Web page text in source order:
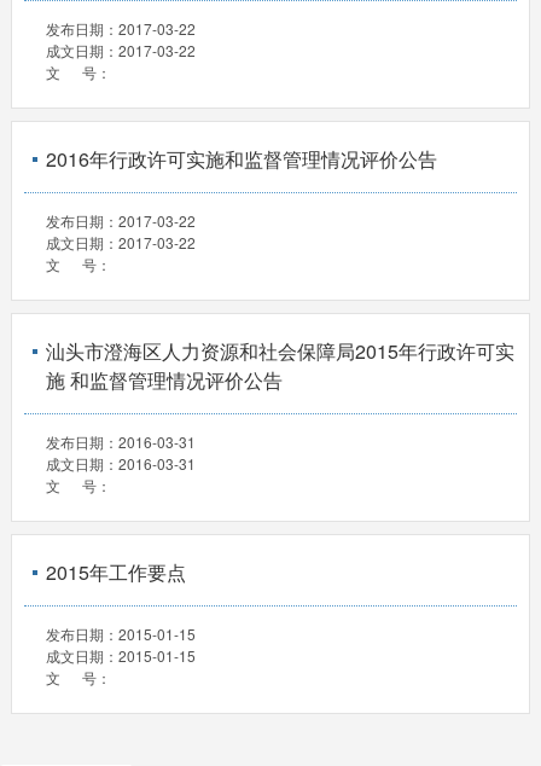
发布日期： 2017-03-22
成文日期： 2017-03-22
文 号：
2016年行政许可实施和监督管理情况评价公告
发布日期： 2017-03-22
成文日期： 2017-03-22
文 号：
汕头市澄海区人力资源和社会保障局2015年行政许可实
施 和监督管理情况评价公告
发布日期： 2016-03-31
成文日期： 2016-03-31
文 号：
2015年工作要点
发布日期： 2015-01-15
成文日期： 2015-01-15
文 号：